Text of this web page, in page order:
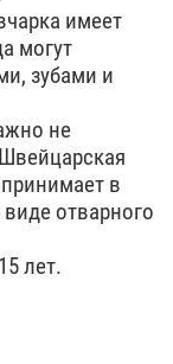
имеет
могут
зубами и
не
в
отварного
лет.